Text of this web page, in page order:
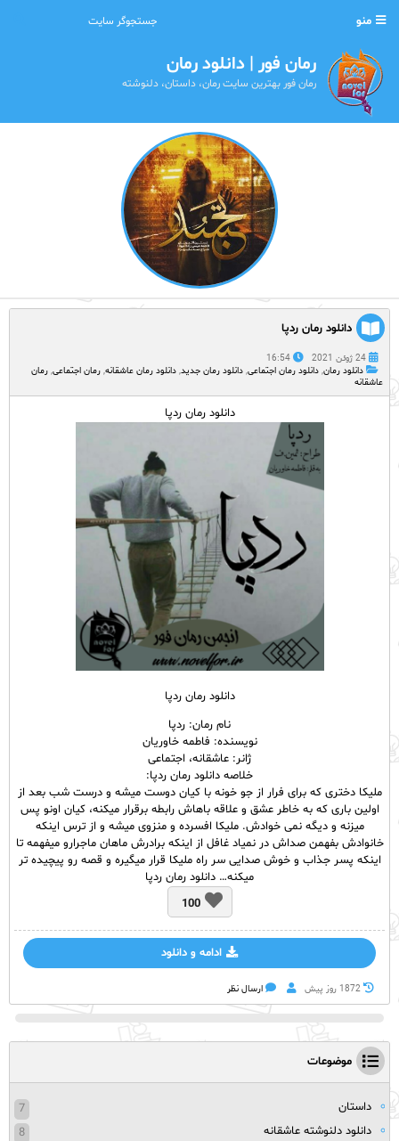
منو
رمان فور | دانلود رمان
رمان فور بهترین سایت رمان، داستان، دلنوشته
دانلود رمان ردپا
24 ژوئن 2021
16:54
دانلود رمان, دانلود رمان اجتماعی, دانلود رمان جدید, دانلود رمان عاشقانه, رمان اجتماعی, رمان
عاشقانه
دانلود رمان ردپا
دانلود رمان ردپا
نام رمان: ردپا
نویسنده: فاطمه خاوریان
ژانر: عاشقانه، اجتماعی
خلاصه دانلود رمان ردپا:
ملیکا‌ دختری که برای فرار از جو خونه با کیان دوست میشه و درست شب بعد از
اولین باری که به خاطر عشق و علاقه باهاش رابطه برقرار میکنه، کیان اونو پس
میزنه و‌ دیگه نمی خوادش. ملیکا افسرده و منزوی میشه و از ترس اینکه
خانوادش بفهمن صداش در نمیاد غافل از اینکه برادرش ماهان ماجرارو میفهمه تا
اینکه پسر جذاب و خوش صدایی سر راه ملیکا قرار میگیره و قصه رو پیچیده تر
میکنه… دانلود رمان ردپا
100
ادامه و دانلود
1872 روز پيش ارسال نظر
موضوعات
داستان
7
دانلود دلنوشته عاشقانه
8